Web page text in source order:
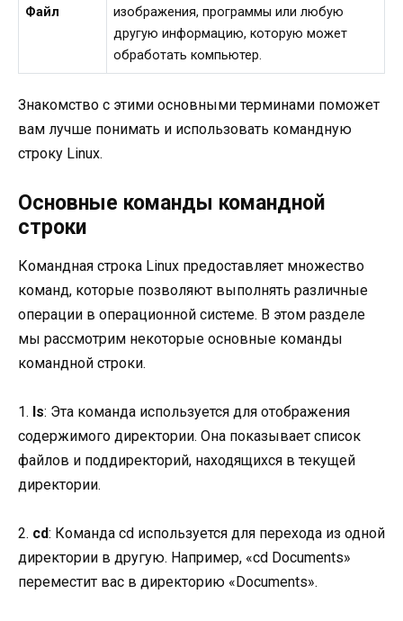
Файл
изображения, программы или любую
другую информацию, которую может
обработать компьютер.
Знакомство с этими основными терминами поможет
вам лучше понимать и использовать командную
строку Linux.
Основные команды командной
строки
Командная строка Linux предоставляет множество
команд, которые позволяют выполнять различные
операции в операционной системе. В этом разделе
мы рассмотрим некоторые основные команды
командной строки.
1. ls: Эта команда используется для отображения
содержимого директории. Она показывает список
файлов и поддиректорий, находящихся в текущей
директории.
2. cd: Команда cd используется для перехода из одной
директории в другую. Например, «cd Documents»
переместит вас в директорию «Documents».